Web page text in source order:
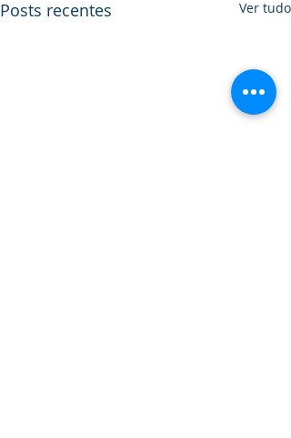
Posts recentes Ver tudo